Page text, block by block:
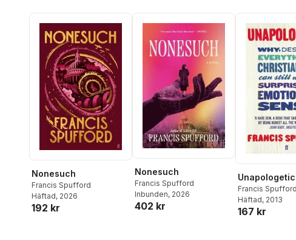
Nonesuch
Francis Spufford
Häftad, 2026
192 kr
Nonesuch
Francis Spufford
Inbunden, 2026
402 kr
Unapologetic
Francis Spufford
Häftad, 2013
167 kr